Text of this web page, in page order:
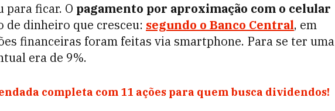
para ficar. O pagamento por aproximação com o celular
de dinheiro que cresceu: segundo o Banco Central, em
financeiras foram feitas via smartphone. Para se ter uma
era de 9%.
completa com 11 ações para quem busca dividendos!